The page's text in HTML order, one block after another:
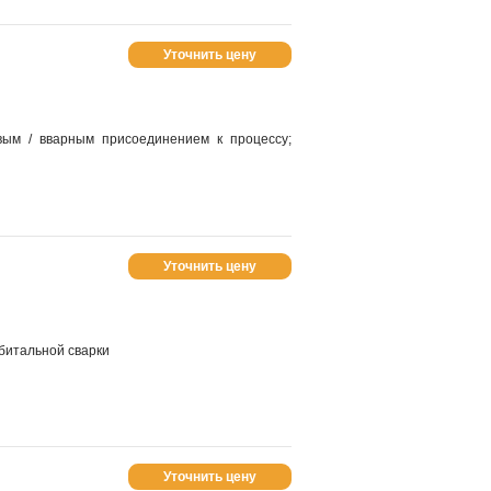
Уточнить цену
/ вварным присоединением к процессу;
Уточнить цену
сварки
Уточнить цену